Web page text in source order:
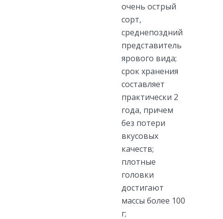
очень острый
сорт,
среднепоздний
представитель
ярового вида;
срок хранения
составляет
практически 2
года, причем
без потери
вкусовых
качеств;
плотные
головки
достигают
массы более 100
г;